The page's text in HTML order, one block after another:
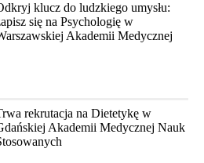
klucz do ludzkiego umysłu:
się na Psychologię w
Akademii Medycznej
rekrutacja na Dietetykę w
Akademii Medycznej Nauk